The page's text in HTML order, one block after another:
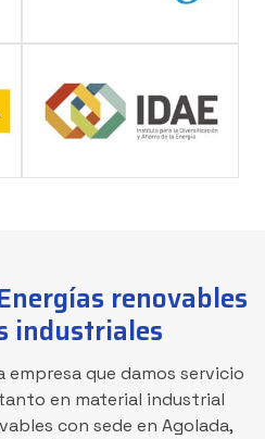
renovables
industriales
empresa que damos servicio
en material industrial
con sede en Agolada,